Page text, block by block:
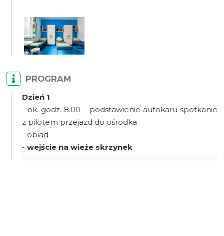
PROGRAM
Dzień 1
- ok. godz. 8.00 – podstawienie autokaru spotkanie
z pilotem przejazd do ośrodka
- obiad
-wejście na wieże skrzynek